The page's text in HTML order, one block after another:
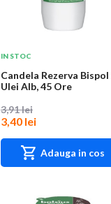
IN STOC
Candela Rezerva Bispol
Ulei Alb, 45 Ore
3,91 lei
3,40 lei
Adauga in cos